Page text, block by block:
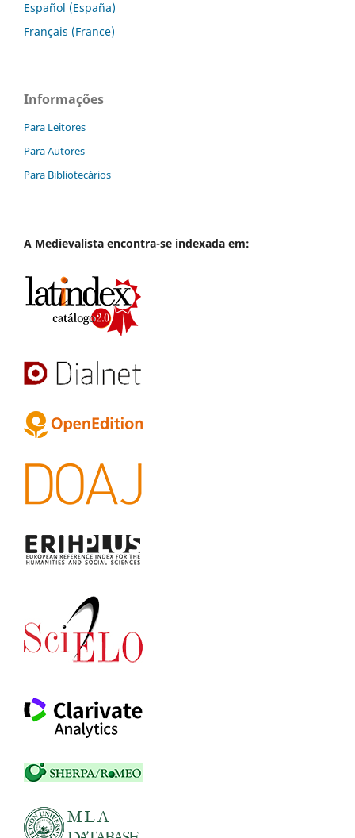
Español (España)
Français (France)
Informações
Para Leitores
Para Autores
Para Bibliotecários
A Medievalista encontra-se indexada em: